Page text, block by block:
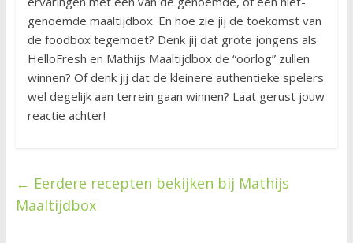
genoemde maaltijdbox. En hoe zie jij de toekomst van
de foodbox tegemoet? Denk jij dat grote jongens als
HelloFresh en Mathijs Maaltijdbox de “oorlog” zullen
winnen? Of denk jij dat de kleinere authentieke spelers
wel degelijk aan terrein gaan winnen? Laat gerust jouw
reactie achter!
← Eerdere recepten bekijken bij Mathijs
Maaltijdbox